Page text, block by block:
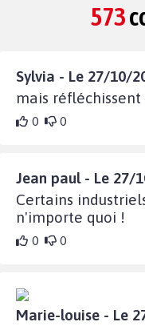
573
Sylvia - Le 27/10/
mais réfléchissent
0 0
Jean paul - Le 27/
Certains
n'importe quoi !
0 0
Marie-louise - Le